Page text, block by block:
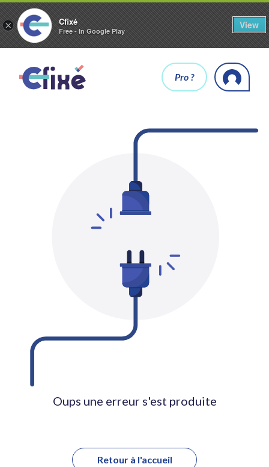
× Cfixé
Free - In Google Play
View
Pro ?
Oups une erreur s'est produite
Retour à l'accueil